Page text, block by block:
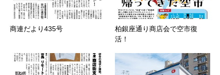
商連だより435号
柏銀座通り商店会で空市復
活！